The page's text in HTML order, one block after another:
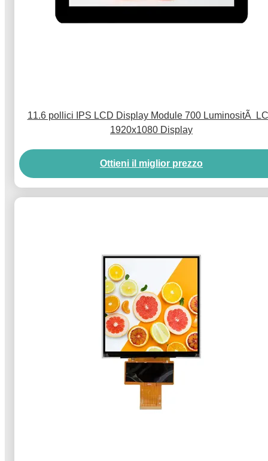
11.6 pollici IPS LCD Display Module 700 LuminositÃ
1920x1080 Display
Ottieni il miglior prezzo